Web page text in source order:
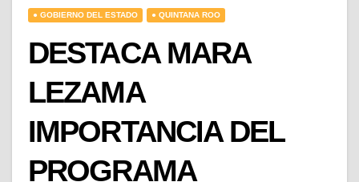
● GOBIERNO DEL ESTADO ● QUINTANA ROO
DESTACA MARA
LEZAMA
IMPORTANCIA DEL
PROGRAMA